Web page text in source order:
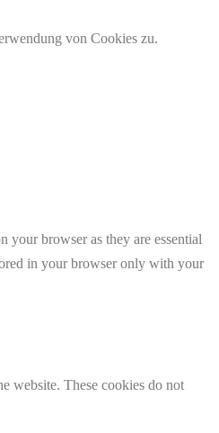
von Cookies zu.
your browser as they are essential
in your browser only with your
website. These cookies do not